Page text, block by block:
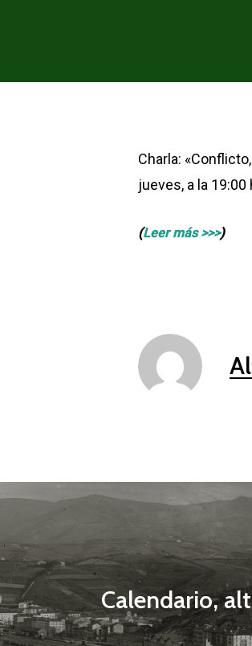
Charla:
jueves, a la 19:00
(Leer más >>>)
Calendario,